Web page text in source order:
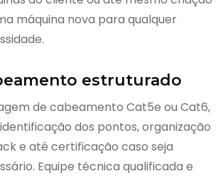
máquina nova para qualquer
estruturado
de cabeamento Cat5e ou Cat6,
dos pontos, organização
e até certificação caso seja
Equipe técnica qualificada e